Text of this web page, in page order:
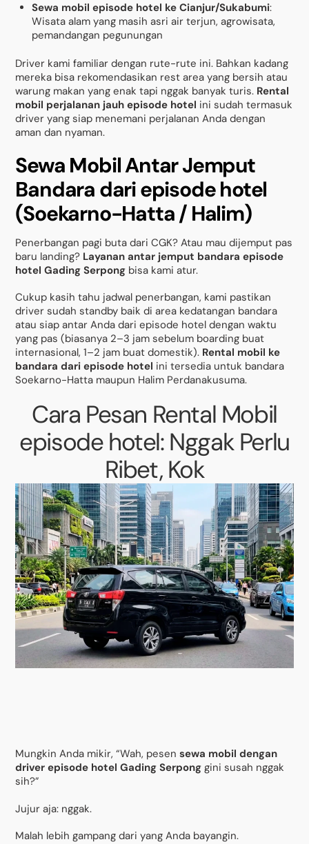
Sewa mobil episode hotel ke Cianjur/Sukabumi:
Wisata alam yang masih asri air terjun, agrowisata,
pemandangan pegunungan
Driver kami familiar dengan rute-rute ini. Bahkan kadang
mereka bisa rekomendasikan rest area yang bersih atau
warung makan yang enak tapi nggak banyak turis. Rental
mobil perjalanan jauh episode hotel ini sudah termasuk
driver yang siap menemani perjalanan Anda dengan
aman dan nyaman.
Sewa Mobil Antar Jemput
Bandara dari episode hotel
(Soekarno-Hatta / Halim)
Penerbangan pagi buta dari CGK? Atau mau dijemput pas
baru landing? Layanan antar jemput bandara episode
hotel Gading Serpong bisa kami atur.
Cukup kasih tahu jadwal penerbangan, kami pastikan
driver sudah standby baik di area kedatangan bandara
atau siap antar Anda dari episode hotel dengan waktu
yang pas (biasanya 2–3 jam sebelum boarding buat
internasional, 1–2 jam buat domestik). Rental mobil ke
bandara dari episode hotel ini tersedia untuk bandara
Soekarno-Hatta maupun Halim Perdanakusuma.
Cara Pesan Rental Mobil
episode hotel: Nggak Perlu
Ribet, Kok
Mungkin Anda mikir, “Wah, pesensewa mobil dengan
driver episode hotel Gading Serpong gini susah nggak
sih?”
Jujur aja: nggak.
Malah lebih gampang dari yang Anda bayangin.